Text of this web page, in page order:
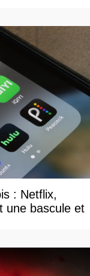
: Netflix,
une bascule et